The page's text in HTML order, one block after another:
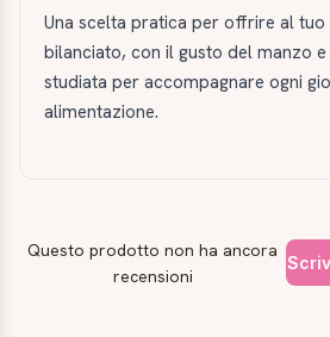
Una scelta pratica per offrire al
bilanciato, con il gusto del manzo
studiata per accompagnare ogni
alimentazione.
Questo prodotto non ha ancora
recensioni